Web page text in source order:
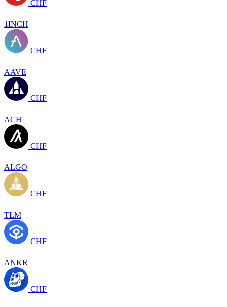
CHF
1INCH
CHF
AAVE
CHF
ACH
CHF
ALGO
CHF
TLM
CHF
ANKR
CHF